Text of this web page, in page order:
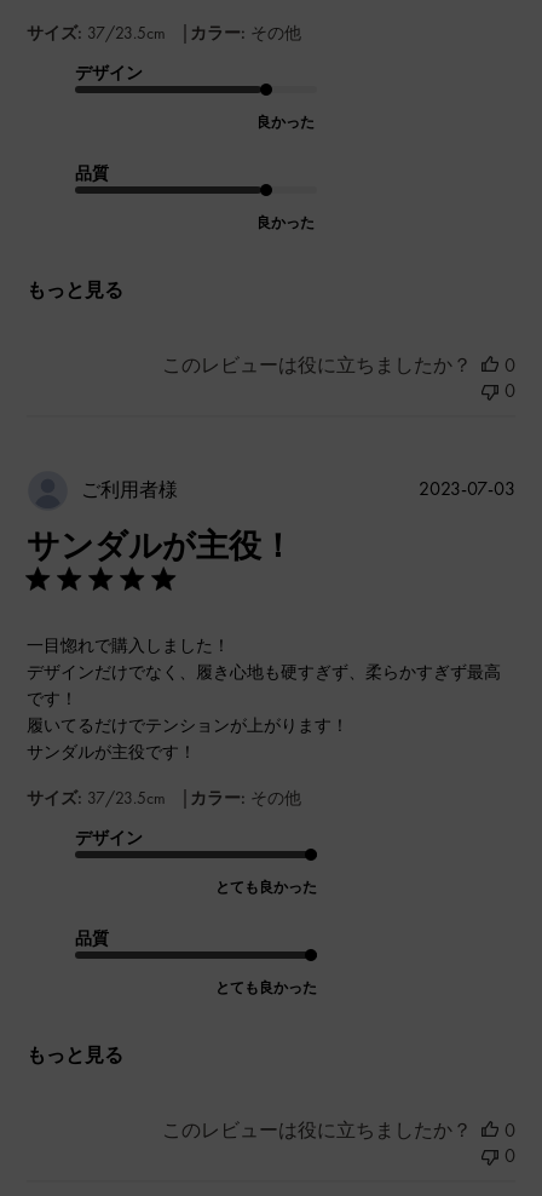
サイズ: 37/23.5cm | カラー: その他
デザイン
良かった
品質
良かった
もっと見る
このレビューは役に立ちましたか？
0
0
ご利用者様
サンダルが主役！
一目惚れで購入しました！
デザインだけでなく、履き心地も硬すぎず、柔らかすぎず最高
です！
履いてるだけでテンションが上がります！
サンダルが主役です！
サイズ: 37/23.5cm | カラー: その他
デザイン
とても良かった
品質
とても良かった
もっと見る
公
2023-07-03
このレビューは役に立ちましたか？
0
0